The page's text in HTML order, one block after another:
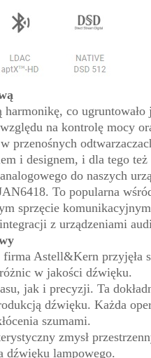
co ugruntowało
na kontrolę mocy
przenośnych
i designem, i dla tego też
do naszych
To popularna
sprzęcie
z urządzeniami
Astell&Kern przyjęła
w jakości dźwięku.
jak i precyzji. Ta
dźwięku. Każda
szumami.
zmysł
dźwięku lampowego.